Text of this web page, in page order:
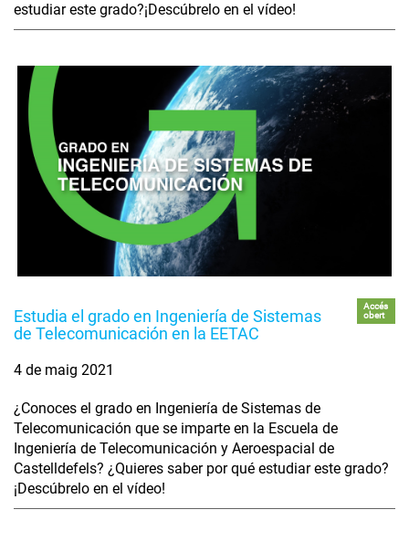
estudiar este grado?¡Descúbrelo en el vídeo!
Estudia el grado en Ingeniería de Sistemas
de Telecomunicación en la EETAC
Accés
obert
4 de maig 2021
¿Conoces el grado en Ingeniería de Sistemas de
Telecomunicación que se imparte en la Escuela de
Ingeniería de Telecomunicación y Aeroespacial de
Castelldefels? ¿Quieres saber por qué estudiar este grado?
¡Descúbrelo en el vídeo!